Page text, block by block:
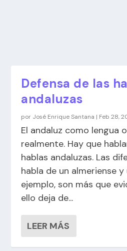
Defensa de las
andaluzas
por José Enrique Santana | Feb 28,
El andaluz como lengua
realmente. Hay que
hablas andaluzas. Las
habla de un almeriense
ejemplo, son más que
ello deja de...
LEER MÁS